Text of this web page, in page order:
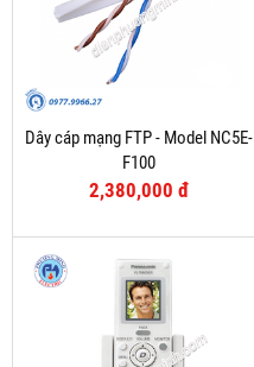
Dây cáp mạng FTP - Model NC5E-
F100
2,380,000 đ